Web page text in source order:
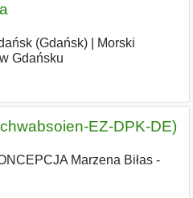
(Gdańsk)|
Morski
Gdańsku
EZ-DPK-DE)
Marzena Biłas -